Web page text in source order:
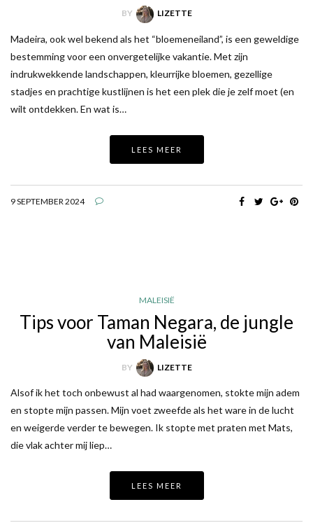
BY LIZETTE
Madeira, ook wel bekend als het “bloemeneiland”, is een geweldige
bestemming voor een onvergetelijke vakantie. Met zijn
indrukwekkende landschappen, kleurrijke bloemen, gezellige
stadjes en prachtige kustlijnen is het een plek die je zelf moet (en
wilt ontdekken. En wat is…
LEES MEER
9 SEPTEMBER 2024
MALEISIË
Tips voor Taman Negara, de jungle
van Maleisië
BY LIZETTE
Alsof ik het toch onbewust al had waargenomen, stokte mijn adem
en stopte mijn passen. Mijn voet zweefde als het ware in de lucht
en weigerde verder te bewegen. Ik stopte met praten met Mats,
die vlak achter mij liep…
LEES MEER